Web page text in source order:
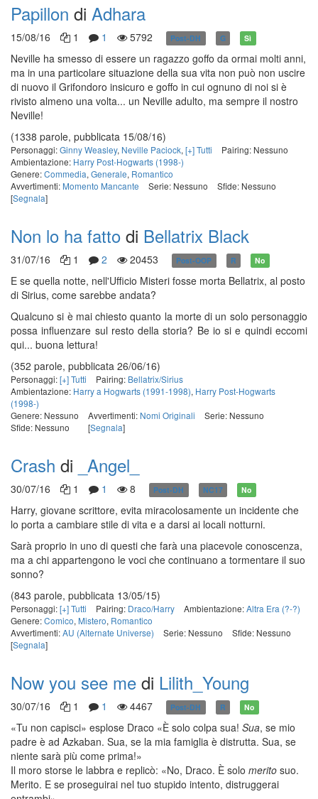
Papillon di Adhara
15/08/16 1 1 5792 Post-DH G Sì
Neville ha smesso di essere un ragazzo goffo da ormai molti anni,
ma in una particolare situazione della sua vita non può non uscire
di nuovo il Grifondoro insicuro e goffo in cui ognuno di noi si è
rivisto almeno una volta... un Neville adulto, ma sempre il nostro
Neville!
(1338 parole, pubblicata 15/08/16)
Personaggi:Ginny Weasley, Neville Paciock, [+] Tutti
Pairing: Nessuno
Ambientazione: Harry Post-Hogwarts (1998-)
Genere:Commedia, Generale, Romantico
Avvertimenti: Momento Mancante Serie: Nessuno
Sfide: Nessuno
[Segnala]
Non lo ha fatto di Bellatrix Black
31/07/16 1 2 20453 Post-OOP R No
E se quella notte, nell'Ufficio Misteri fosse morta Bellatrix, al posto
di Sirius, come sarebbe andata?
Qualcuno si è mai chiesto quanto la morte di un solo personaggio
possa influenzare sul resto della storia? Be io si e quindi eccomi
qui... buona lettura!
(352 parole, pubblicata 26/06/16)
Personaggi:[+] Tutti Pairing: Bellatrix/Sirius
Ambientazione: Harry a Hogwarts (1991-1998), Harry Post-Hogwarts
(1998-)
Genere: Nessuno
Avvertimenti: Nomi Originali
Serie: Nessuno
Sfide: Nessuno
[Segnala]
Crash di _Angel_
30/07/16 1 1 8 Post-DH NC17 No
Harry, giovane scrittore, evita miracolosamente un incidente che
lo porta a cambiare stile di vita e a darsi ai locali notturni.
Sarà proprio in uno di questi che farà una piacevole conoscenza,
ma a chi appartengono le voci che continuano a tormentare il suo
sonno?
(843 parole, pubblicata 13/05/15)
Personaggi:[+] Tutti Pairing: Draco/Harry Ambientazione:Altra Era (?-?)
Genere:Comico, Mistero, Romantico
Avvertimenti:AU (Alternate Universe) Serie: Nessuno
Sfide: Nessuno
[Segnala]
Now you see me di Lilith_Young
30/07/16 1 1 4467 Post-DH R No
«Tu non capisci» esplose Draco «È solo colpa sua! Sua, se mio
padre è ad Azkaban. Sua, se la mia famiglia è distrutta. Sua, se
niente sarà più come prima!»
Il moro storse le labbra e replicò: «No, Draco. È solo merito suo.
Merito. E se proseguirai nel tuo stupido intento, distruggerai